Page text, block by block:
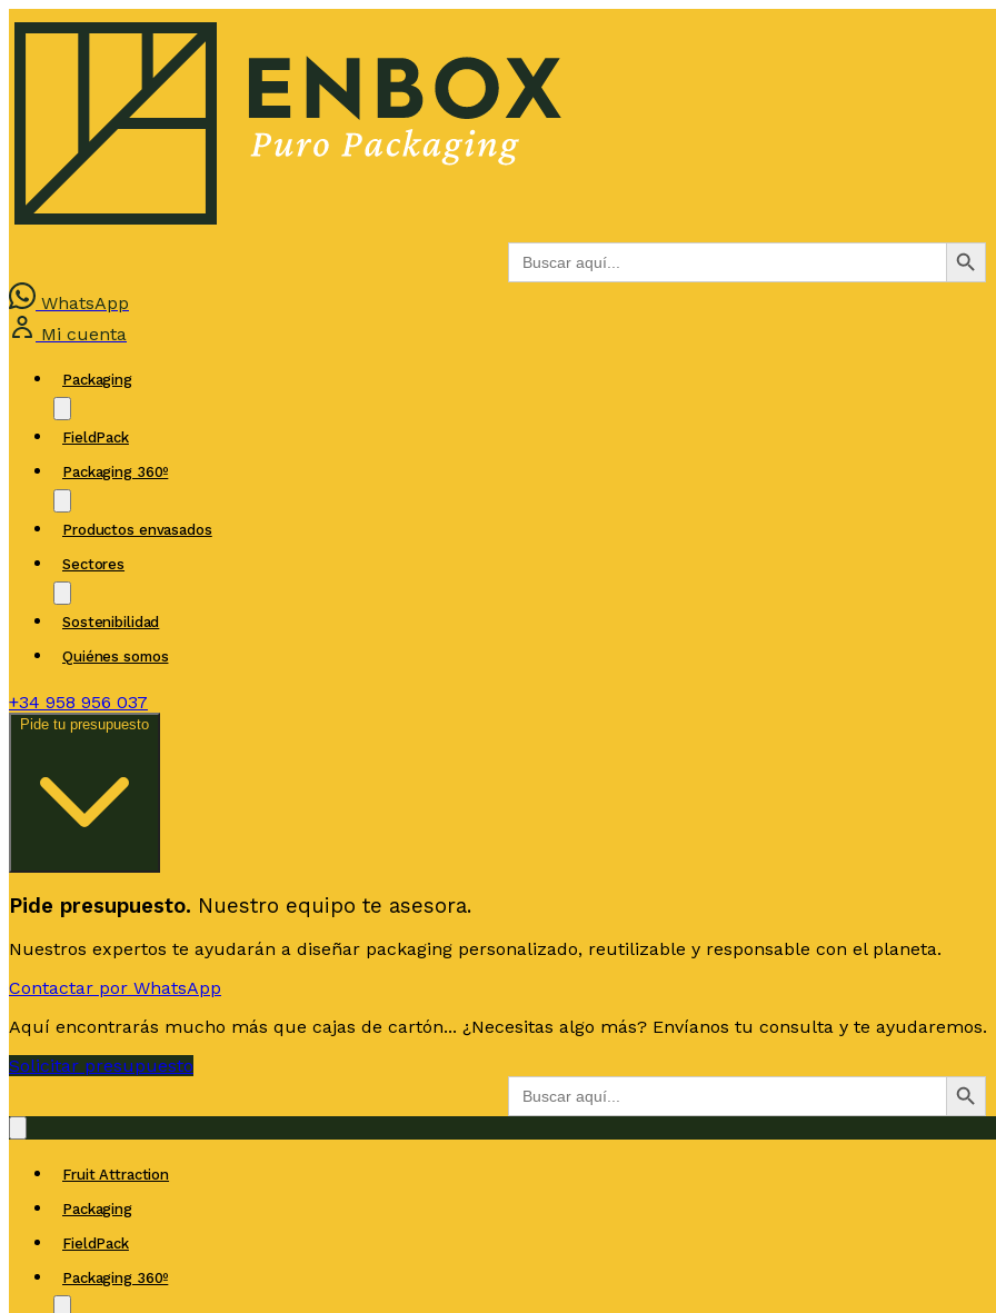
Buscar: Botón de
WhatsApp
Mi cuenta
Packaging
FieldPack
Packaging 360º
Productos envasados
Sectores
Sostenibilidad
Quiénes somos
+34 958 956 037
Pide tu presupuesto
Pide presupuesto. Nuestro equipo te asesora.
Nuestros expertos te ayudarán a diseñar packaging personalizado, reutilizable y responsable con el planeta.
Contactar por WhatsApp
Aquí encontrarás mucho más que cajas de cartón... ¿Necesitas algo más? Envíanos tu consulta y te ayudaremos.
Solicitar presupuesto
Buscar:
Botón de
Fruit Attraction
Packaging
FieldPack
Packaging 360º